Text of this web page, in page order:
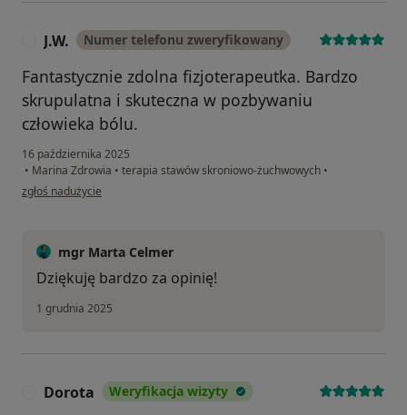
J.W. Numer telefonu zweryfikowany
Fantastycznie zdolna fizjoterapeutka. Bardzo
skrupulatna i skuteczna w pozbywaniu
człowieka bólu.
16 października 2025
• Marina Zdrowia • terapia stawów skroniowo-żuchwowych •
w opinii użytkownika J.W.
zgłoś nadużycie
mgr Marta Celmer
Dziękuję bardzo za opinię!
1 grudnia 2025
Dorota Weryfikacja wizyty